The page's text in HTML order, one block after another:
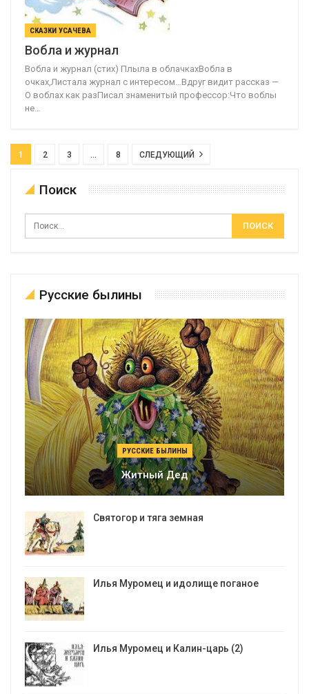
СКАЗКИ УСАЧЕВА
Вобла и журнал
Вобла и журнал (стих) Плыла в облачкахВобла в
очках,Листала журнал с интересом…Вдруг видит рассказ —
О воблах как разПисал знаменитый профессор:Что воблы
не…
1 2 3 … 8 СЛЕДУЮЩИЙ
Поиск
Русские былины
РУССКИЕ БЫЛИНЫ
Житный Дед
Святогор и тяга земная
Илья Муромец и идолище поганое
Илья Муромец и Калин-царь (2)